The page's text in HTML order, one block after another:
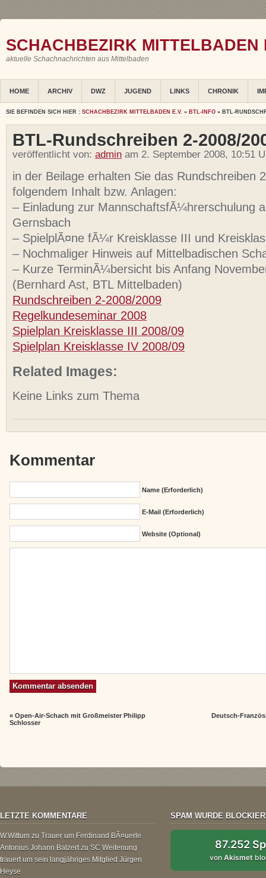
SCHACHBEZIRK MITTELBADEN
aktuelle Schachnachrichten aus Mittelbaden
HOME ARCHIV DWZ JUGEND LINKS CHRONIK
SIE BEFINDEN SICH HIER : SCHACHBEZIRK MITTELBADEN E.V. » BTL-INFO » BTL-
BTL-Rundschreiben 2-2008/
veröffentlicht von: admin am 2. September 2008, 10:51
in der Beilage erhalten Sie das Rundschreiben
folgendem Inhalt bzw. Anlagen:
– Einladung zur MannschaftsfÃ¼hrerschulung
Gernsbach
– SpielplÃ¤ne fÃ¼r Kreisklasse III und
– Nochmaliger Hinweis auf Mittelbadischen
– Kurze TerminÃ¼bersicht bis Anfang
(Bernhard Ast, BTL Mittelbaden)
Rundschreiben 2-2008/2009
Regelkundeseminar 2008
Spielplan Kreisklasse III 2008/09
Spielplan Kreisklasse IV 2008/09
Related Images:
Keine Links zum Thema
Kommentar
Name (erforderlich)
E-Mail (erforderlich)
Website (Optional)
«Open-Air-Schach mit Großmeister Philipp
Schlosser
Deutsch-
LETZTE KOMMENTARE
W.Wittum zu Trauer um Ferdinand BÃ¤uerle
Antonius Johann Balzertzu SC Weitenung
trauert um sein langjähriges Mitglied Jürgen
Heyse
SPAM WURDE
87.252
vonAkismet